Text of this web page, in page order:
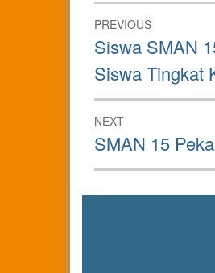
Post
navigation
PREVIOUS
Previous
post:
Siswa SMAN
Siswa Tingkat
NEXT
Next
post:
SMAN 15